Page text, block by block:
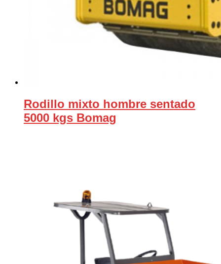
Rodillo mixto hombre sentado
5000 kgs Bomag